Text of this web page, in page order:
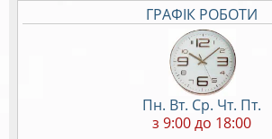
ГРАФІК РОБОТИ
Пн. Вт. Ср. Чт. Пт.
з 9:00 до 18:00